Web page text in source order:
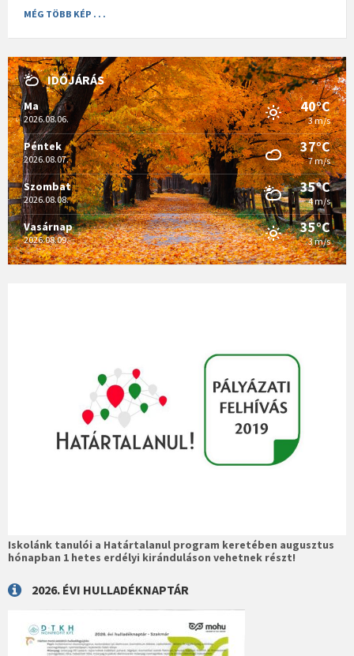
MÉG TÖBB KÉP . . .
IDŐJÁRÁS
Ma
2026.08.06.
40°C
3 m/s
Péntek
2026.08.07.
37°C
7 m/s
Szombat
2026.08.08.
35°C
4 m/s
Vasárnap
2026.08.09.
35°C
3 m/s
Iskolánk tanulói a Határtalanul program keretében augusztus
hónapban 1 hetes erdélyi kiránduláson vehetnek részt!
2026. ÉVI HULLADÉKNAPTÁR